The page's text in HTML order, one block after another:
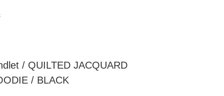
/ QUILTED JACQUARD
/ BLACK